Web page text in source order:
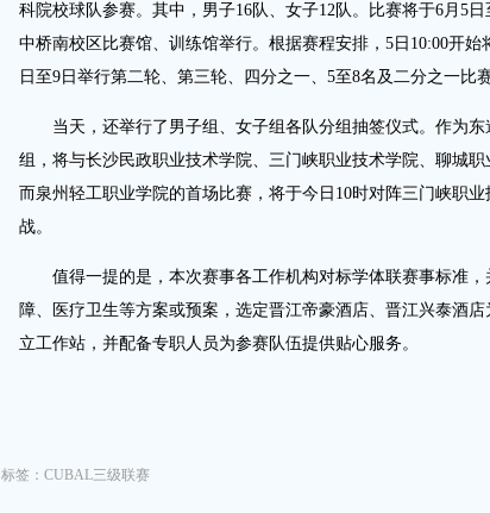
科院校球队参赛。其中，男子16队、女子12队。比赛将于6月5
中桥南校区比赛馆、训练馆举行。根据赛程安排，5日10:00开
日至9日举行第二轮、第三轮、四分之一、5至8名及二分之一比
当天，还举行了男子组、女子组各队分组抽签仪式。作为东
组，将与长沙民政职业技术学院、三门峡职业技术学院、聊城职
而泉州轻工职业学院的首场比赛，将于今日10时对阵三门峡职
战。
值得一提的是，本次赛事各工作机构对标学体联赛事标准，
障、医疗卫生等方案或预案，选定晋江帝豪酒店、晋江兴泰酒
立工作站，并配备专职人员为参赛队伍提供贴心服务。
标签：CUBAL三级联赛